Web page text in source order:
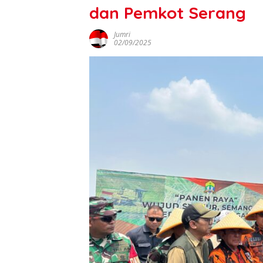
dan Pemkot Serang
Jumri
02/09/2025